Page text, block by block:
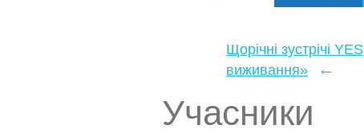
Щорічні зустрічі YES
виживання»
←
Учасники